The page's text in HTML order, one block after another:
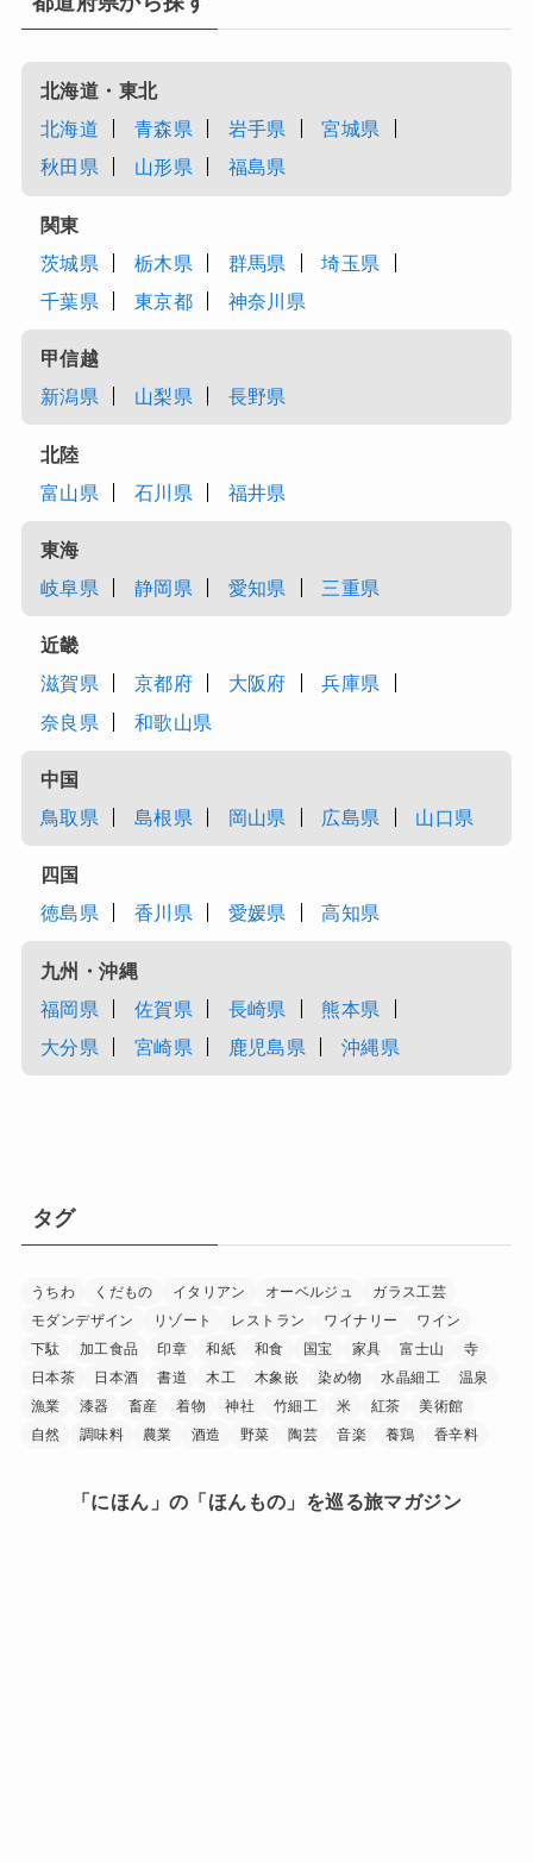
北海道・東北
北海道
青森県 岩手県
宮城県
秋田県
山形県 福島県
関東
茨城県
栃木県 群馬県
埼玉県
千葉県
東京都 神奈川県
甲信越
新潟県
山梨県 長野県
北陸
富山県
石川県 福井県
東海
岐阜県
静岡県 愛知県 三重県
近畿
滋賀県
京都府 大阪府
兵庫県
奈良県
和歌山県
中国
鳥取県
島根県 岡山県 広島県 山口県
四国
徳島県
香川県 愛媛県 高知県
九州・沖縄
福岡県
佐賀県 長崎県
熊本県
大分県
宮崎県 鹿児島県 沖縄県
タグ
うちわ くだもの イタリアン オーベルジュ
ガラス工芸
モダンデザイン
リゾート レストラン ワイナリー
ワイン
下駄
加工食品 印章 和紙 和食 国宝 家具 富士山
寺
日本茶
日本酒 書道 木工 木象嵌 染め物 水晶細工
温泉
漁業
漆器 畜産 着物 神社 竹細工 米 紅茶
美術館
自然
調味料 農業 酒造 野菜 陶芸 音楽 養鶏 香辛料
「にほん」の「ほんもの」を巡る旅マガジン